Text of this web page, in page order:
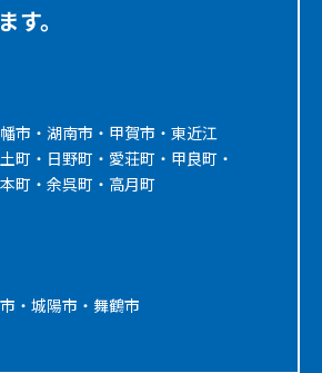
。
市・湖南市・甲賀市・東近江
町・日野町・愛荘町・甲良町・
町・余呉町・高月町
・城陽市・舞鶴市